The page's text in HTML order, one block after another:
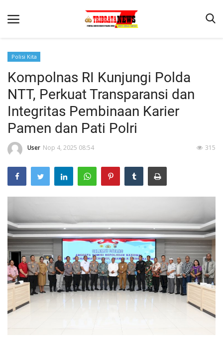
Beranda
Terms & Conditions
Reskrim
Lantas
Mitra Polisi
Polisi Kita
Kompolnas RI Kunjungi Polda
NTT, Perkuat Transparansi dan
Integritas Pembinaan Karier
Pamen dan Pati Polri
User Nop 4, 2025 08:54 315